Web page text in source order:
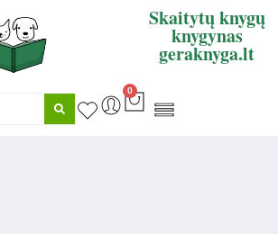
Skaitytų knygų
knygynas
geraknyga.lt
0